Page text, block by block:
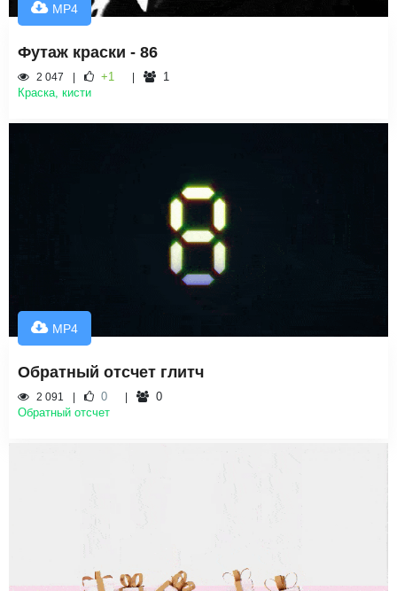
MP4
Футаж краски - 86
2 047 +1
1
Краска, кисти
MP4
Обратный отсчет глитч
2 091 0
0
Обратный отсчет